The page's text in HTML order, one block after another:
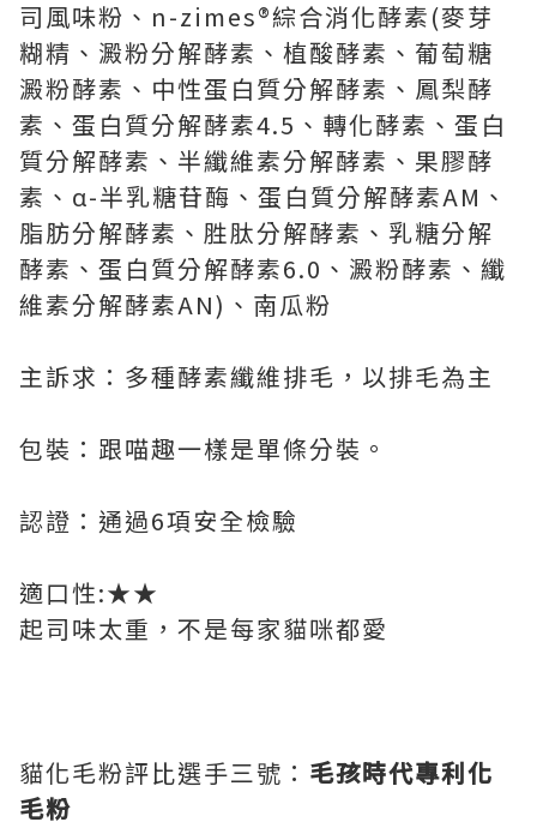
司風味粉、n-zimes®綜合消化酵素(麥芽
糊精、澱粉分解酵素、植酸酵素、葡萄糖
澱粉酵素、中性蛋白質分解酵素、鳳梨酵
素、蛋白質分解酵素4.5、轉化酵素、蛋白
質分解酵素、半纖維素分解酵素、果膠酵
素、α-半乳糖苷酶、蛋白質分解酵素AM、
脂肪分解酵素、胜肽分解酵素、乳糖分解
酵素、蛋白質分解酵素6.0、澱粉酵素、纖
維素分解酵素AN)、南瓜粉
主訴求：多種酵素纖維排毛，以排毛為主
包裝：跟喵趣一樣是單條分裝。
認證：通過6項安全檢驗
適口性:★★
起司味太重，不是每家貓咪都愛
貓化毛粉評比選手三號： 毛孩時代專利化
毛粉